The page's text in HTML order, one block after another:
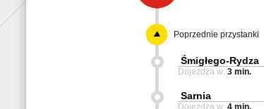
Poprzednie przystanki
Śmigłego-Rydza
Dojeżdża w: 3 min.
Sarnia
Dojeżdża w: 4 min.